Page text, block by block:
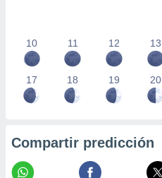
10 11 12 13
17 18 19 20
Compartir predicción